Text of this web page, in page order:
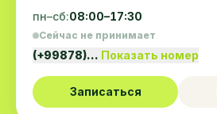
пн–сб:08:00–17:30
Сейчас не принимает
(+99878)… Показать номер
Записаться